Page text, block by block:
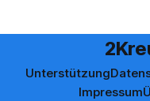
Unterstützung
Impressum